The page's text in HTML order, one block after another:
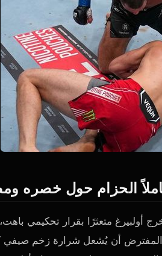
أولبيرغ متعثرًا بقرار تحكيمي
المفترض أن يُشعل شرارة زخم